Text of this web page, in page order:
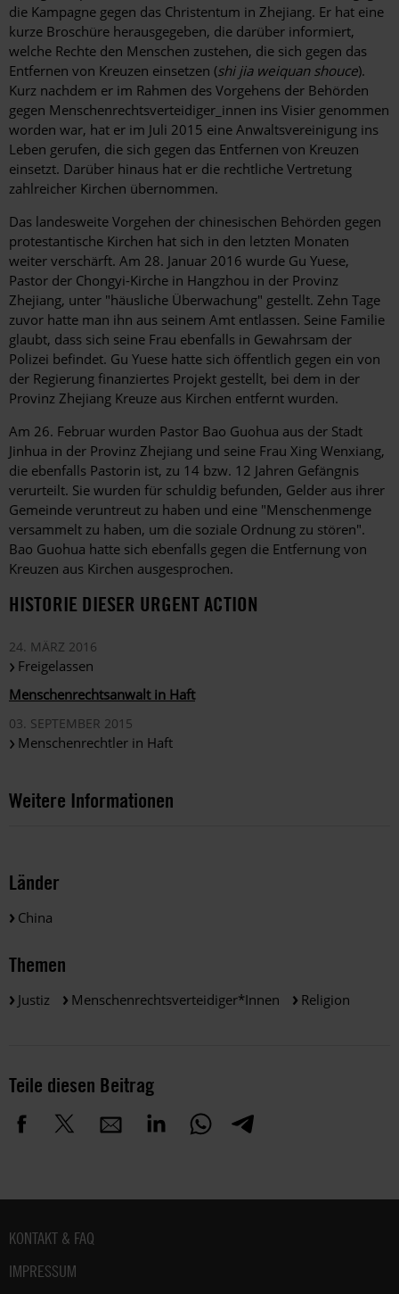
die Kampagne gegen das Christentum in Zhejiang. Er hat eine
kurze Broschüre herausgegeben, die darüber informiert,
welche Rechte den Menschen zustehen, die sich gegen das
Entfernen von Kreuzen einsetzen (shi jia weiquan shouce).
Kurz nachdem er im Rahmen des Vorgehens der Behörden
gegen Menschenrechtsverteidiger_innen ins Visier genommen
worden war, hat er im Juli 2015 eine Anwaltsvereinigung ins
Leben gerufen, die sich gegen das Entfernen von Kreuzen
einsetzt. Darüber hinaus hat er die rechtliche Vertretung
zahlreicher Kirchen übernommen.
Das landesweite Vorgehen der chinesischen Behörden gegen
protestantische Kirchen hat sich in den letzten Monaten
weiter verschärft. Am 28. Januar 2016 wurde Gu Yuese,
Pastor der Chongyi-Kirche in Hangzhou in der Provinz
Zhejiang, unter "häusliche Überwachung" gestellt. Zehn Tage
zuvor hatte man ihn aus seinem Amt entlassen. Seine Familie
glaubt, dass sich seine Frau ebenfalls in Gewahrsam der
Polizei befindet. Gu Yuese hatte sich öffentlich gegen ein von
der Regierung finanziertes Projekt gestellt, bei dem in der
Provinz Zhejiang Kreuze aus Kirchen entfernt wurden.
Am 26. Februar wurden Pastor Bao Guohua aus der Stadt
Jinhua in der Provinz Zhejiang und seine Frau Xing Wenxiang,
die ebenfalls Pastorin ist, zu 14 bzw. 12 Jahren Gefängnis
verurteilt. Sie wurden für schuldig befunden, Gelder aus ihrer
Gemeinde veruntreut zu haben und eine "Menschenmenge
versammelt zu haben, um die soziale Ordnung zu stören".
Bao Guohua hatte sich ebenfalls gegen die Entfernung von
Kreuzen aus Kirchen ausgesprochen.
HISTORIE DIESER URGENT ACTION
24. MÄRZ 2016
Freigelassen
Menschenrechtsanwalt in Haft
03. SEPTEMBER 2015
Menschenrechtler in Haft
Weitere Informationen
Länder
China
Themen
Justiz Menschenrechtsverteidiger*innen Religion
Teile diesen Beitrag
Fußbereich
KONTAKT & FAQ
IMPRESSUM